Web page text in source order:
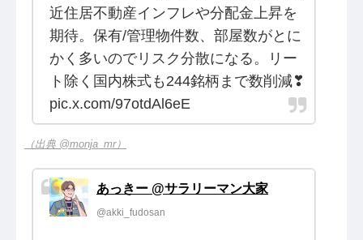
近住居不動産インフレや分配金上昇を
期待。保有/管理物件数、部屋数がとに
かく多いのでリスク分散になる。リー
ト除く国内株式も244銘柄まで数削減❣
pic.x.com/97otdAl6eE
（出典 @monja_mr）
あっきー @サラリーマン大家
@akki_fudosan